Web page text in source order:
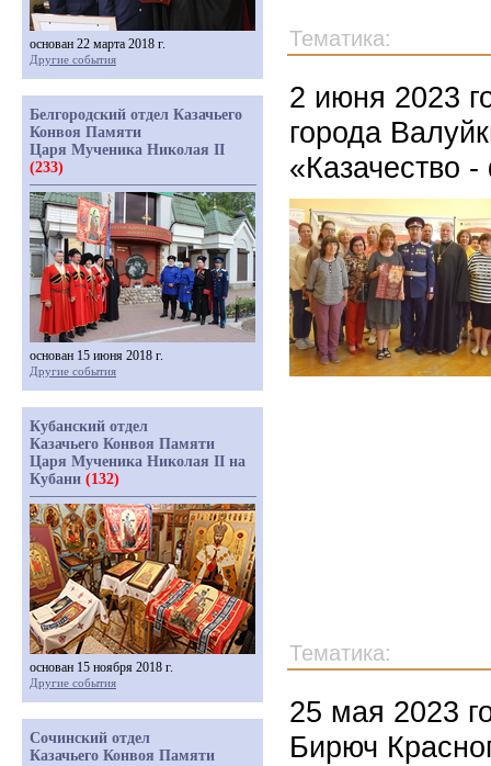
Тематика:
2 июня 2023
города
«Казачество
Тематика:
25 мая 2023
Бирюч
основан 22 марта 2018 г.
Другие события
Белгородский отдел Казачьего
Конвоя Памяти
Царя Мученика Николая II
(233)
основан 15 июня 2018 г.
Другие события
Кубанский отдел
Казачьего Конвоя Памяти
Царя Мученика Николая II на
Кубани (132)
основан 15 ноября 2018 г.
Другие события
Сочинский отдел
Казачьего Конвоя Памяти